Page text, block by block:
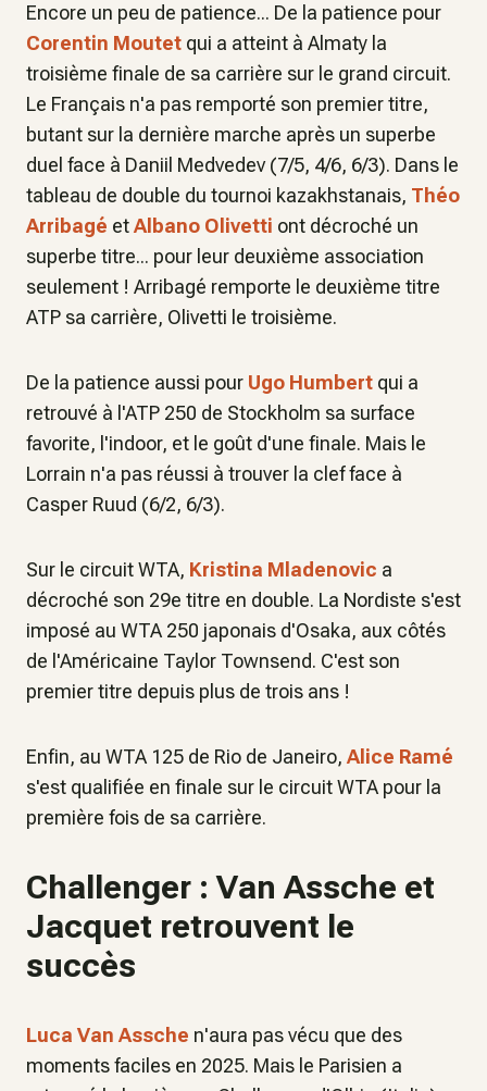
Encore un peu de patience... De la patience pour
Corentin Moutet qui a atteint à Almaty la
troisième finale de sa carrière sur le grand circuit.
Le Français n'a pas remporté son premier titre,
butant sur la dernière marche après un superbe
duel face à Daniil Medvedev (7/5, 4/6, 6/3). Dans le
tableau de double du tournoi kazakhstanais, Théo
Arribagé etAlbano Olivetti ont décroché un
superbe titre... pour leur deuxième association
seulement ! Arribagé remporte le deuxième titre
ATP sa carrière, Olivetti le troisième.
De la patience aussi pour Ugo Humbert qui a
retrouvé à l'ATP 250 de Stockholm sa surface
favorite, l'indoor, et le goût d'une finale. Mais le
Lorrain n'a pas réussi à trouver la clef face à
Casper Ruud (6/2, 6/3).
Sur le circuit WTA, Kristina Mladenovic a
décroché son 29e titre en double. La Nordiste s'est
imposé au WTA 250 japonais d'Osaka, aux côtés
de l'Américaine Taylor Townsend. C'est son
premier titre depuis plus de trois ans !
Enfin, au WTA 125 de Rio de Janeiro, Alice Ramé
s'est qualifiée en finale sur le circuit WTA pour la
première fois de sa carrière.
Challenger : Van Assche et
Jacquet retrouvent le
succès
Luca Van Assche n'aura pas vécu que des
moments faciles en 2025. Mais le Parisien a